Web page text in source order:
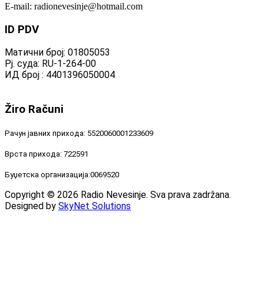
E-mail: radionevesinje@hotmail.com
ID PDV
Матични број: 01805053
Рј. суда: RU-1-264-00
ИД број : 4401396050004
Žiro Računi
Рачун јавних прихода: 5520060001233609
Врста прихода: 722591
Буџетска организација:0069520
Copyright © 2026 Radio Nevesinje. Sva prava zadržana.
Designed by SkyNet Solutions